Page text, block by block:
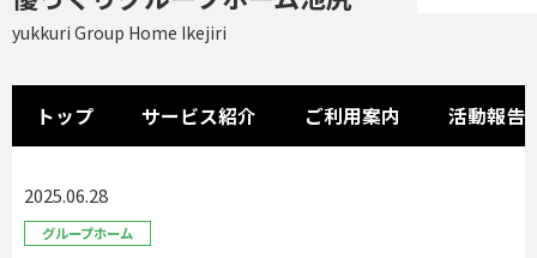
yukkuri Group Home Ikejiri
トップ サービス紹介 ご利用案内 活動報告
2025.06.28
グループホーム